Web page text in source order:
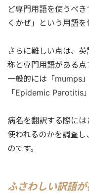
ど専門用語を使うべ
くかぜ」という用語を
さらに難しい点は、
称と専門用語がある
一般的には「mumps
「Epidemic Parotitis
病名を翻訳する際に
使われるのかを調査
のです。
ふさわしい訳語